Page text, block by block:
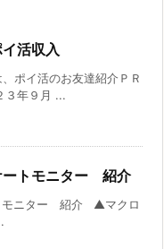
活収入
ポイ活のお友達紹介ＰＲ
３年９月 ...
トモニター 紹介
モニター 紹介 ▲マクロ